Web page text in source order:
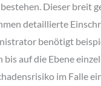
Dieser breit
detaillierte
benötigt
auf die Ebene
im Falle